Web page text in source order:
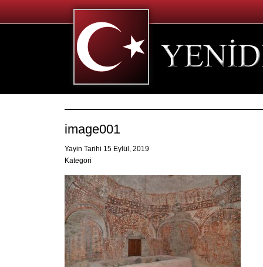
image001
Yayin Tarihi 15 Eylül, 2019
Kategori